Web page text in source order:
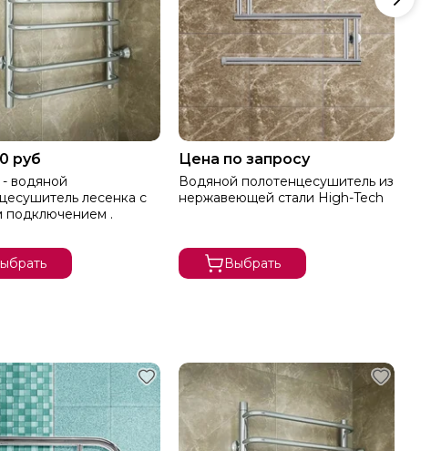
руб
лесенка с
подключением .
Цена по запросу
Водяной полотенцесушитель из
нержавеющей стали High-Tech
Выбрать